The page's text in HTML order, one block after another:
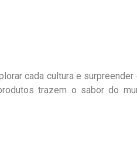
cada cultura e surpreender
trazem o sabor do